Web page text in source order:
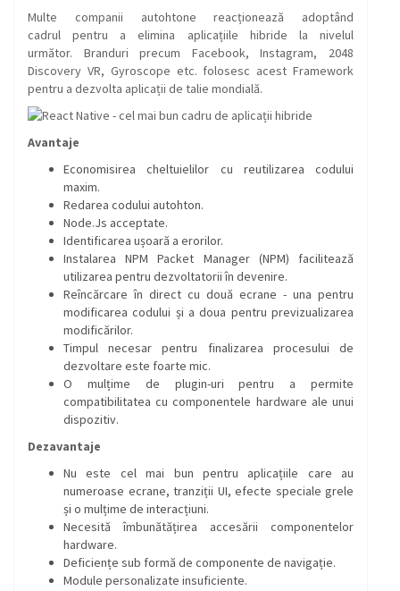
Multe companii autohtone reacționează adoptând
cadrul pentru a elimina aplicațiile hibride la nivelul
următor. Branduri precum Facebook, Instagram, 2048
Discovery VR, Gyroscope etc. folosesc acest Framework
pentru a dezvolta aplicații de talie mondială.
Avantaje
Economisirea cheltuielilor cu reutilizarea codului
maxim.
Redarea codului autohton.
Node.Js acceptate.
Identificarea ușoară a erorilor.
Instalarea NPM Packet Manager (NPM) facilitează
utilizarea pentru dezvoltatorii în devenire.
Reîncărcare în direct cu două ecrane - una pentru
modificarea codului și a doua pentru previzualizarea
modificărilor.
Timpul necesar pentru finalizarea procesului de
dezvoltare este foarte mic.
O mulțime de plugin-uri pentru a permite
compatibilitatea cu componentele hardware ale unui
dispozitiv.
Dezavantaje
Nu este cel mai bun pentru aplicațiile care au
numeroase ecrane, tranziții UI, efecte speciale grele
și o mulțime de interacțiuni.
Necesită îmbunătățirea accesării componentelor
hardware.
Deficiențe sub formă de componente de navigație.
Module personalizate insuficiente.